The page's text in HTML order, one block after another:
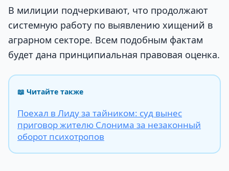
В милиции подчеркивают, что продолжают
системную работу по выявлению хищений в
аграрном секторе. Всем подобным фактам
будет дана принципиальная правовая оценка.
📖 Читайте также
Поехал в Лиду за тайником: суд вынес
приговор жителю Слонима за незаконный
оборот психотропов